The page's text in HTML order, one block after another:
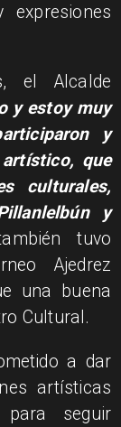
el Alcalde
y estoy muy
y
que
culturales,
y
tuvo
Ajedrez
una buena
Cultural.
a dar
artísticas
seguir